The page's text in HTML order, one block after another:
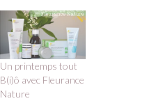
Un printemps tout
B(i)ô avec Fleurance
Nature